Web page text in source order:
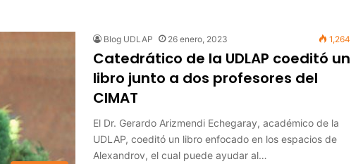
Blog UDLAP 26 enero, 2023 1,264
Catedrático de la UDLAP coeditó un
libro junto a dos profesores del
CIMAT
El Dr. Gerardo Arizmendi Echegaray, académico de la
UDLAP, coeditó un libro enfocado en los espacios de
Alexandrov, el cual puede ayudar al…